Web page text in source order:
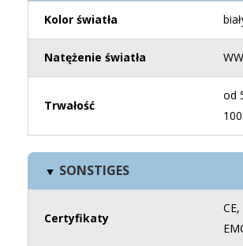
Kolor światła
Natężenie światła
Trwałość
od
SONSTIGES
Certyfikaty